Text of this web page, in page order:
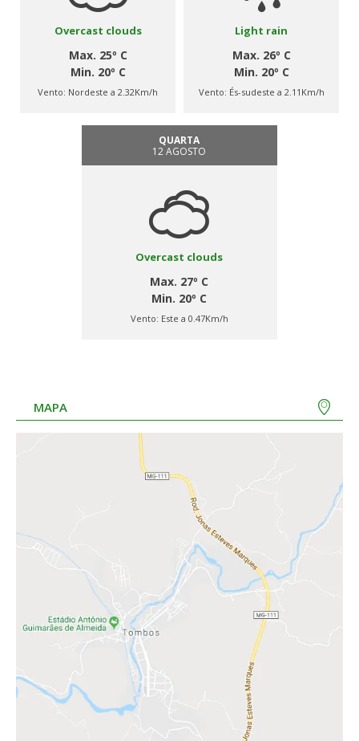
Overcast clouds
Max. 25º C
Min. 20º C
Vento: Nordeste a 2.32Km/h
Light rain
Max. 26º C
Min. 20º C
Vento: És-sudeste a 2.11Km/h
QUARTA
12 AGOSTO
Overcast clouds
Max. 27º C
Min. 20º C
Vento: Este a 0.47Km/h
MAPA